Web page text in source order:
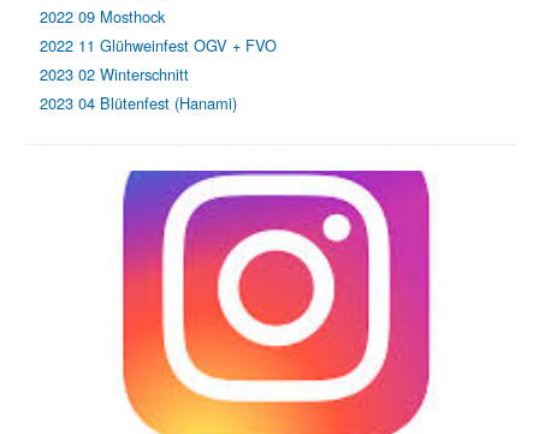
2022 09 Mosthock
2022 11 Glühweinfest OGV + FVO
2023 02 Winterschnitt
2023 04 Blütenfest (Hanami)